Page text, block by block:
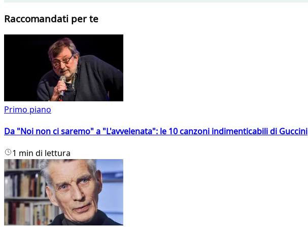
Raccomandati per te
Primo piano
Da "Noi non ci saremo" a "L'avvelenata": le 10 canzoni indimenticabili di Guccini
1 min di lettura